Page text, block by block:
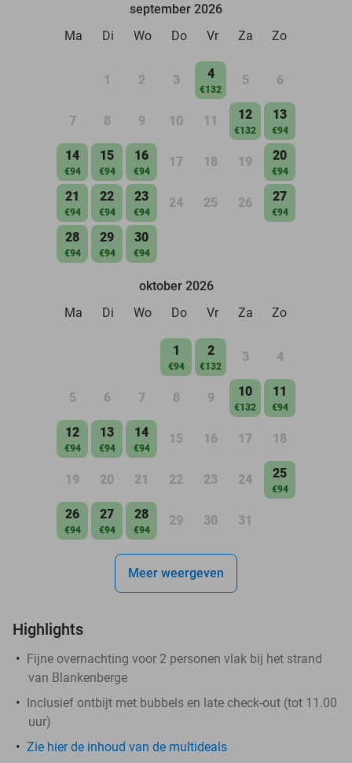
september 2026
Ma
Di Wo Do Vr Za Zo
1 2 3 4
€132
5 6
7 8 9 10 11 12
€132
13
€94
14
€94
15
€94
16
€94
17 18 19 20
€94
21
€94
22
€94
23
€94
24 25 26 27
€94
28
€94
29
€94
30
€94
oktober 2026
Ma
Di Wo Do Vr Za Zo
1
€94
2
€132
3 4
5 6 7 8 9 10
€132
11
€94
12
€94
13
€94
14
€94
15 16 17 18
19 20 21 22 23 24 25
€94
26
€94
27
€94
28
€94
29 30 31
Meer weergeven
Highlights
Fijne overnachting voor 2 personen vlak bij het strand
van Blankenberge
Inclusief ontbijt met bubbels en late check-out (tot 11.00
uur)
Zie hier de inhoud van de multideals